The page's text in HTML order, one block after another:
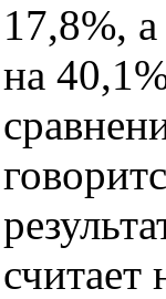
17,8%,
на
считает